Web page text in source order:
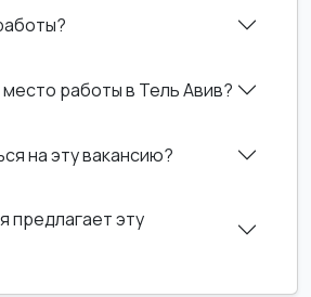
работы в Тель Авив?
на эту вакансию?
предлагает эту